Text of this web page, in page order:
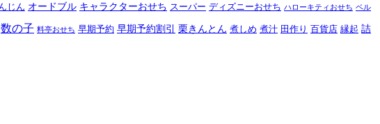
じん オードブル キャラクターおせち スーパー ディズニーおせち ハローキティおせち ベル
数の子 料亭おせち 早期予約 早期予約割引 栗きんとん 煮しめ 煮汁 田作り 百貨店 縁起 詰